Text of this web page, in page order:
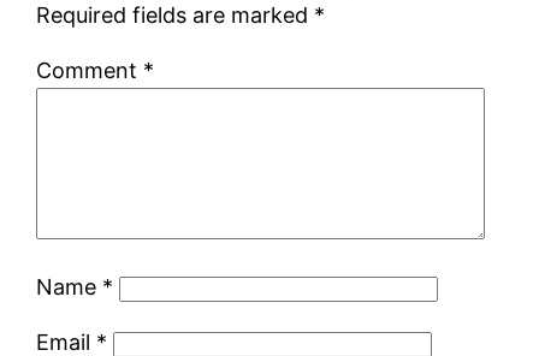
Required fields are marked *
Comment *
Name *
Email *